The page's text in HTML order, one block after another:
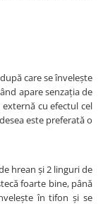
care se înveleşte
apare senzaţia de
cu efectul cel
este preferată o
hrean şi 2 linguri de
foarte bine, până
în tifon şi se